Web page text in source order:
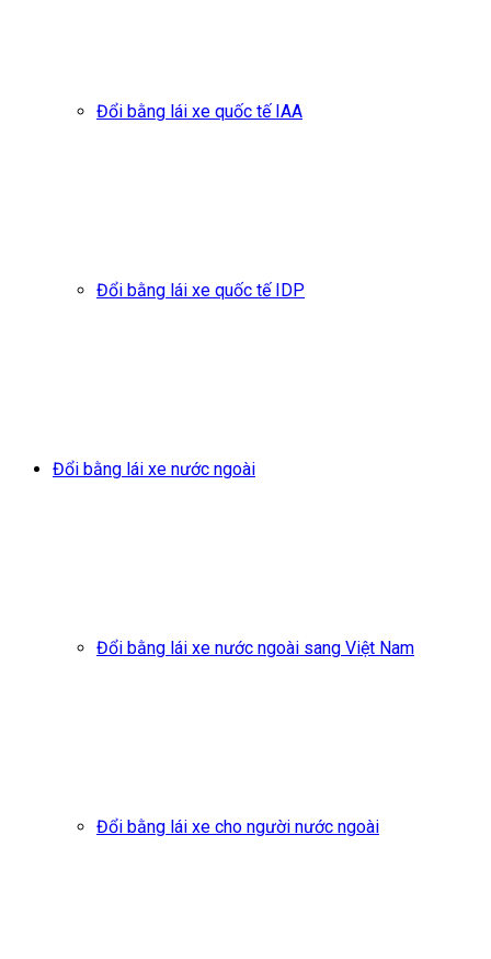
Đổi bằng lái xe quốc tế IAA
Đổi bằng lái xe quốc tế IDP
Đổi bằng lái xe nước ngoài
Đổi bằng lái xe nước ngoài sang Việt Nam
Đổi bằng lái xe cho người nước ngoài